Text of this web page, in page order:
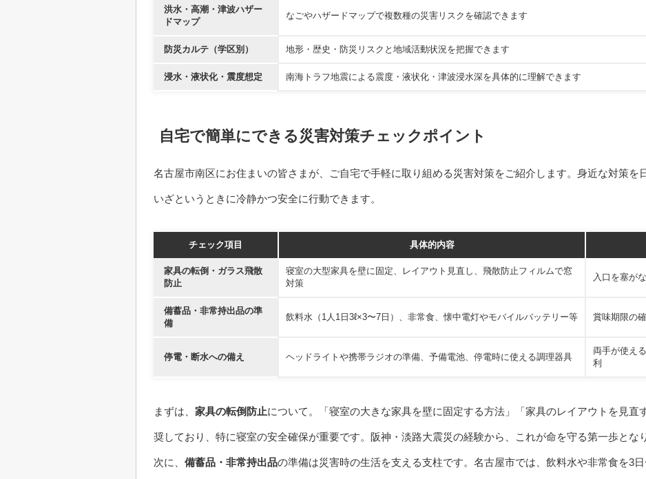
洪水・高潮・津波ハザー
ドマップ
なごやハザードマップで複数種の災害リスクを確認できます
防災カルテ（学区別） 地形・歴史・防災リスクと地域活動状況を把握できます
浸水・液状化・震度想定 南海トラフ地震による震度・液状化・津波浸水深を具体的に理解できます
自宅で簡単にできる災害対策チェックポイント
名古屋市南区にお住まいの皆さまが、ご自宅で手軽に取り組める災害対策をご紹介します。身近な対策を
いざというときに冷静かつ安全に行動できます。
チェック項目 具体的内容
家具の転倒・ガラス飛散
防止
寝室の大型家具を壁に固定、レイアウト見直し、飛散防止フィルムで窓
対策
入口を塞が
備蓄品・非常持出品の準
備
飲料水（1人1日3ℓ×3〜7日）、非常食、懐中電灯やモバイルバッテリー等 賞味期限の
停電・断水への備え ヘッドライトや携帯ラジオの準備、予備電池、停電時に使える調理器具
両手が使え
利
まずは、 家具の転倒防止について。「寝室の大きな家具を壁に固定する方法」「家具のレイアウトを見直
奨しており、特に寝室の安全確保が重要です。阪神・淡路大震災の経験から、これが命を守る第一歩とな
次に、 備蓄品・非常持出品の準備は災害時の生活を支える支柱です。名古屋市では、飲料水や非常食を3